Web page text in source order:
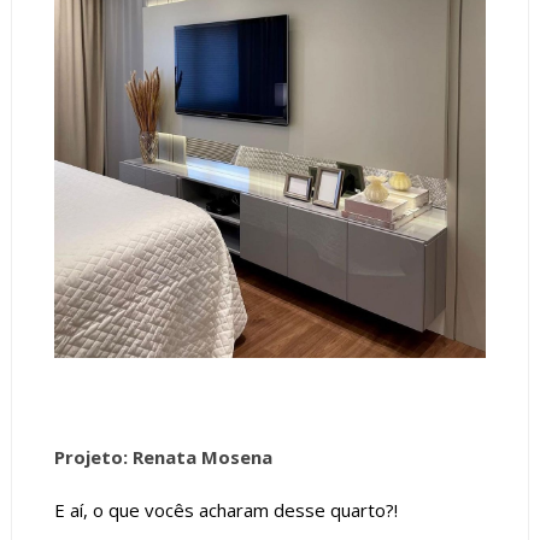
Projeto: Renata Mosena
E aí, o que vocês acharam desse quarto?!